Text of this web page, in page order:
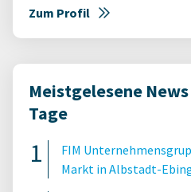
Zum Profil
Meistgelesene
Tage
FIM
Markt in Albstadt-